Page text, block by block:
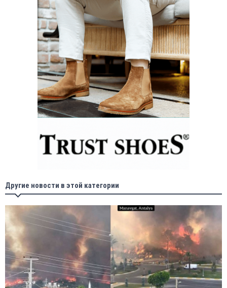
Другие новости в этой категории